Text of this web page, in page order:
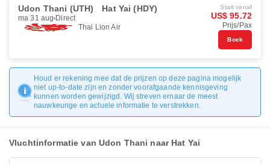
Udon Thani (UTH) Hat Yai (HDY)
ma 31 aug Direct
Thai Lion Air
Start vanaf
US$ 95.72
Prijs/Pax
Boek
Houd er rekening mee dat de prijzen op deze pagina mogelijk
niet up-to-date zijn en zonder voorafgaande kennisgeving
kunnen worden gewijzigd. Wij streven ernaar de meest
nauwkeurige en actuele informatie te verstrekken.
Vluchtinformatie van Udon Thani naar Hat Yai